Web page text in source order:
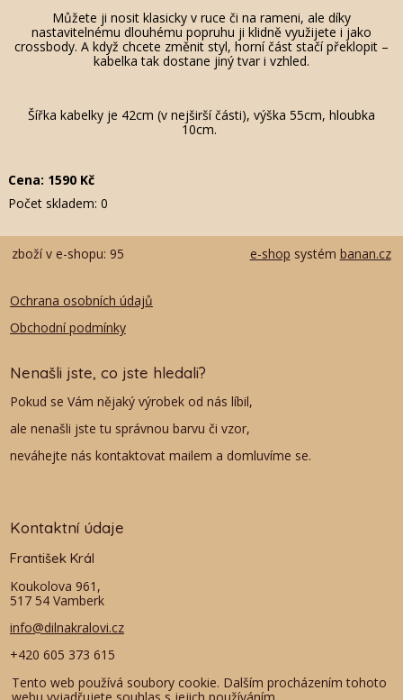
Tento web používá soubory cookie. Dalším procházením tohoto
webu vyjadřujete souhlas s jejich používáním..
Můžete ji nosit klasicky v ruce či na rameni, ale díky
nastavitelnému dlouhému popruhu ji klidně využijete i jako
crossbody. A když chcete změnit styl, horní část stačí překlopit –
kabelka tak dostane jiný tvar i vzhled.
Šířka kabelky je 42cm (v nejširší části), výška 55cm, hloubka
10cm.
Cena: 1590Kč
Počet skladem: 0
zboží v e-shopu: 95 e-shop systém banan.cz
Ochrana osobních údajů
Obchodní podmínky
Nenašli jste, co jste hledali?
Pokud se Vám nějaký výrobek od nás líbil,
ale nenašli jste tu správnou barvu či vzor,
neváhejte nás kontaktovat mailem a domluvíme se.
Kontaktní údaje
František Král
Koukolova 961,
517 54 Vamberk
info@dilnakralovi.cz
+420 605 373 615
+420 603 102 942